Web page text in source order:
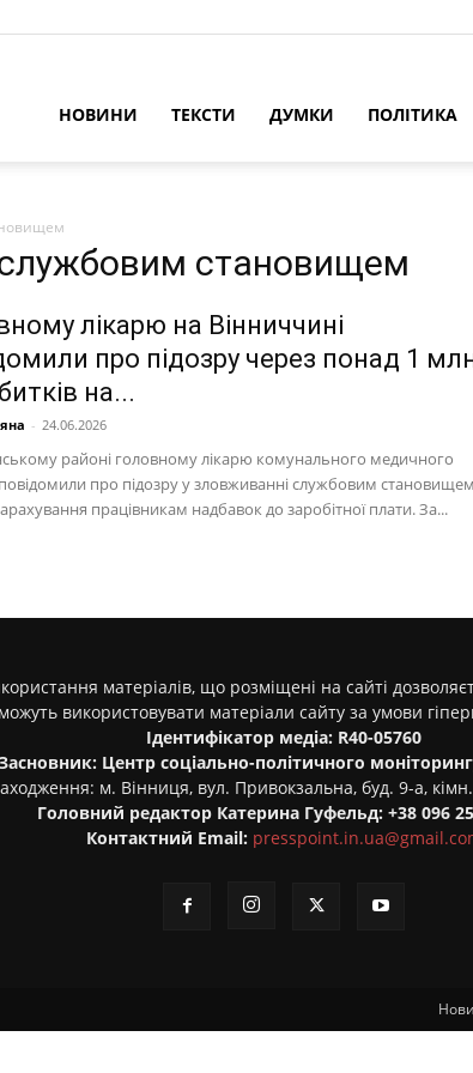
НОВИНИ ТЕКСТИ ДУМКИ ПОЛІТИКА
становищем
лікарю на Вінниччині
про підозру через понад 1
на...
- 24.06.2026
районі головному лікарю комунального медичного
про підозру у зловживанні службовим становищем
працівникам надбавок до заробітної плати. За...
матеріалів, що розміщені на сайті
використовувати матеріали сайту за умови
Ідентифікатор медіа: R40-05760
Центр соціально-політичного
м. Вінниця, вул. Привокзальна, буд. 9-а,
Головний редактор Катерина Гуфельд: +38 096
Контактний Email: